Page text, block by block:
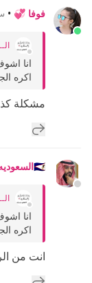
فوفا 💞 •
انا
اكره
مشكلة
إضافة رد
🇸🇦السعوديه🇸🇦
انا
اكره
انت من